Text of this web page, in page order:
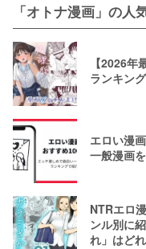
「オトナ漫画」の人
【2026
ランキン
エロい漫
一般漫画
NTRエロ
ンル別に
れ」はど